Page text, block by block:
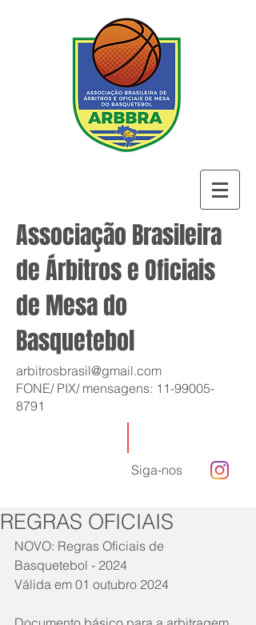
Associação Brasileira
de Árbitros e Oficiais
de Mesa do
Basquetebol
arbitrosbrasil@gmail.com
FONE/ PIX/ mensagens: 11-99005-
8791
Siga-nos
REGRAS OFICIAIS
NOVO: Regras Oficiais de
Basquetebol - 2024
Válida em 01 outubro 2024